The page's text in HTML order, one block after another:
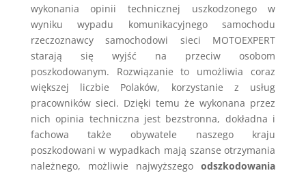
wykonania opinii technicznej uszkodzonego w
wyniku wypadu komunikacyjnego samochodu
rzeczoznawcy samochodowi sieci MOTOEXPERT
starają się wyjść na przeciw osobom
poszkodowanym. Rozwiązanie to umożliwia coraz
większej liczbie Polaków, korzystanie z usług
pracowników sieci. Dzięki temu że wykonana przez
nich opinia techniczna jest bezstronna, dokładna i
fachowa także obywatele naszego kraju
poszkodowani w wypadkach mają szanse otrzymania
należnego, możliwie najwyższegoodszkodowania